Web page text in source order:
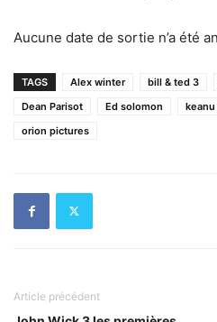
Aucune date de sortie n’a été
TAGS Alex winter bill & ted 3
Dean Parisot
Ed solomon
orion pictures
Article précédent